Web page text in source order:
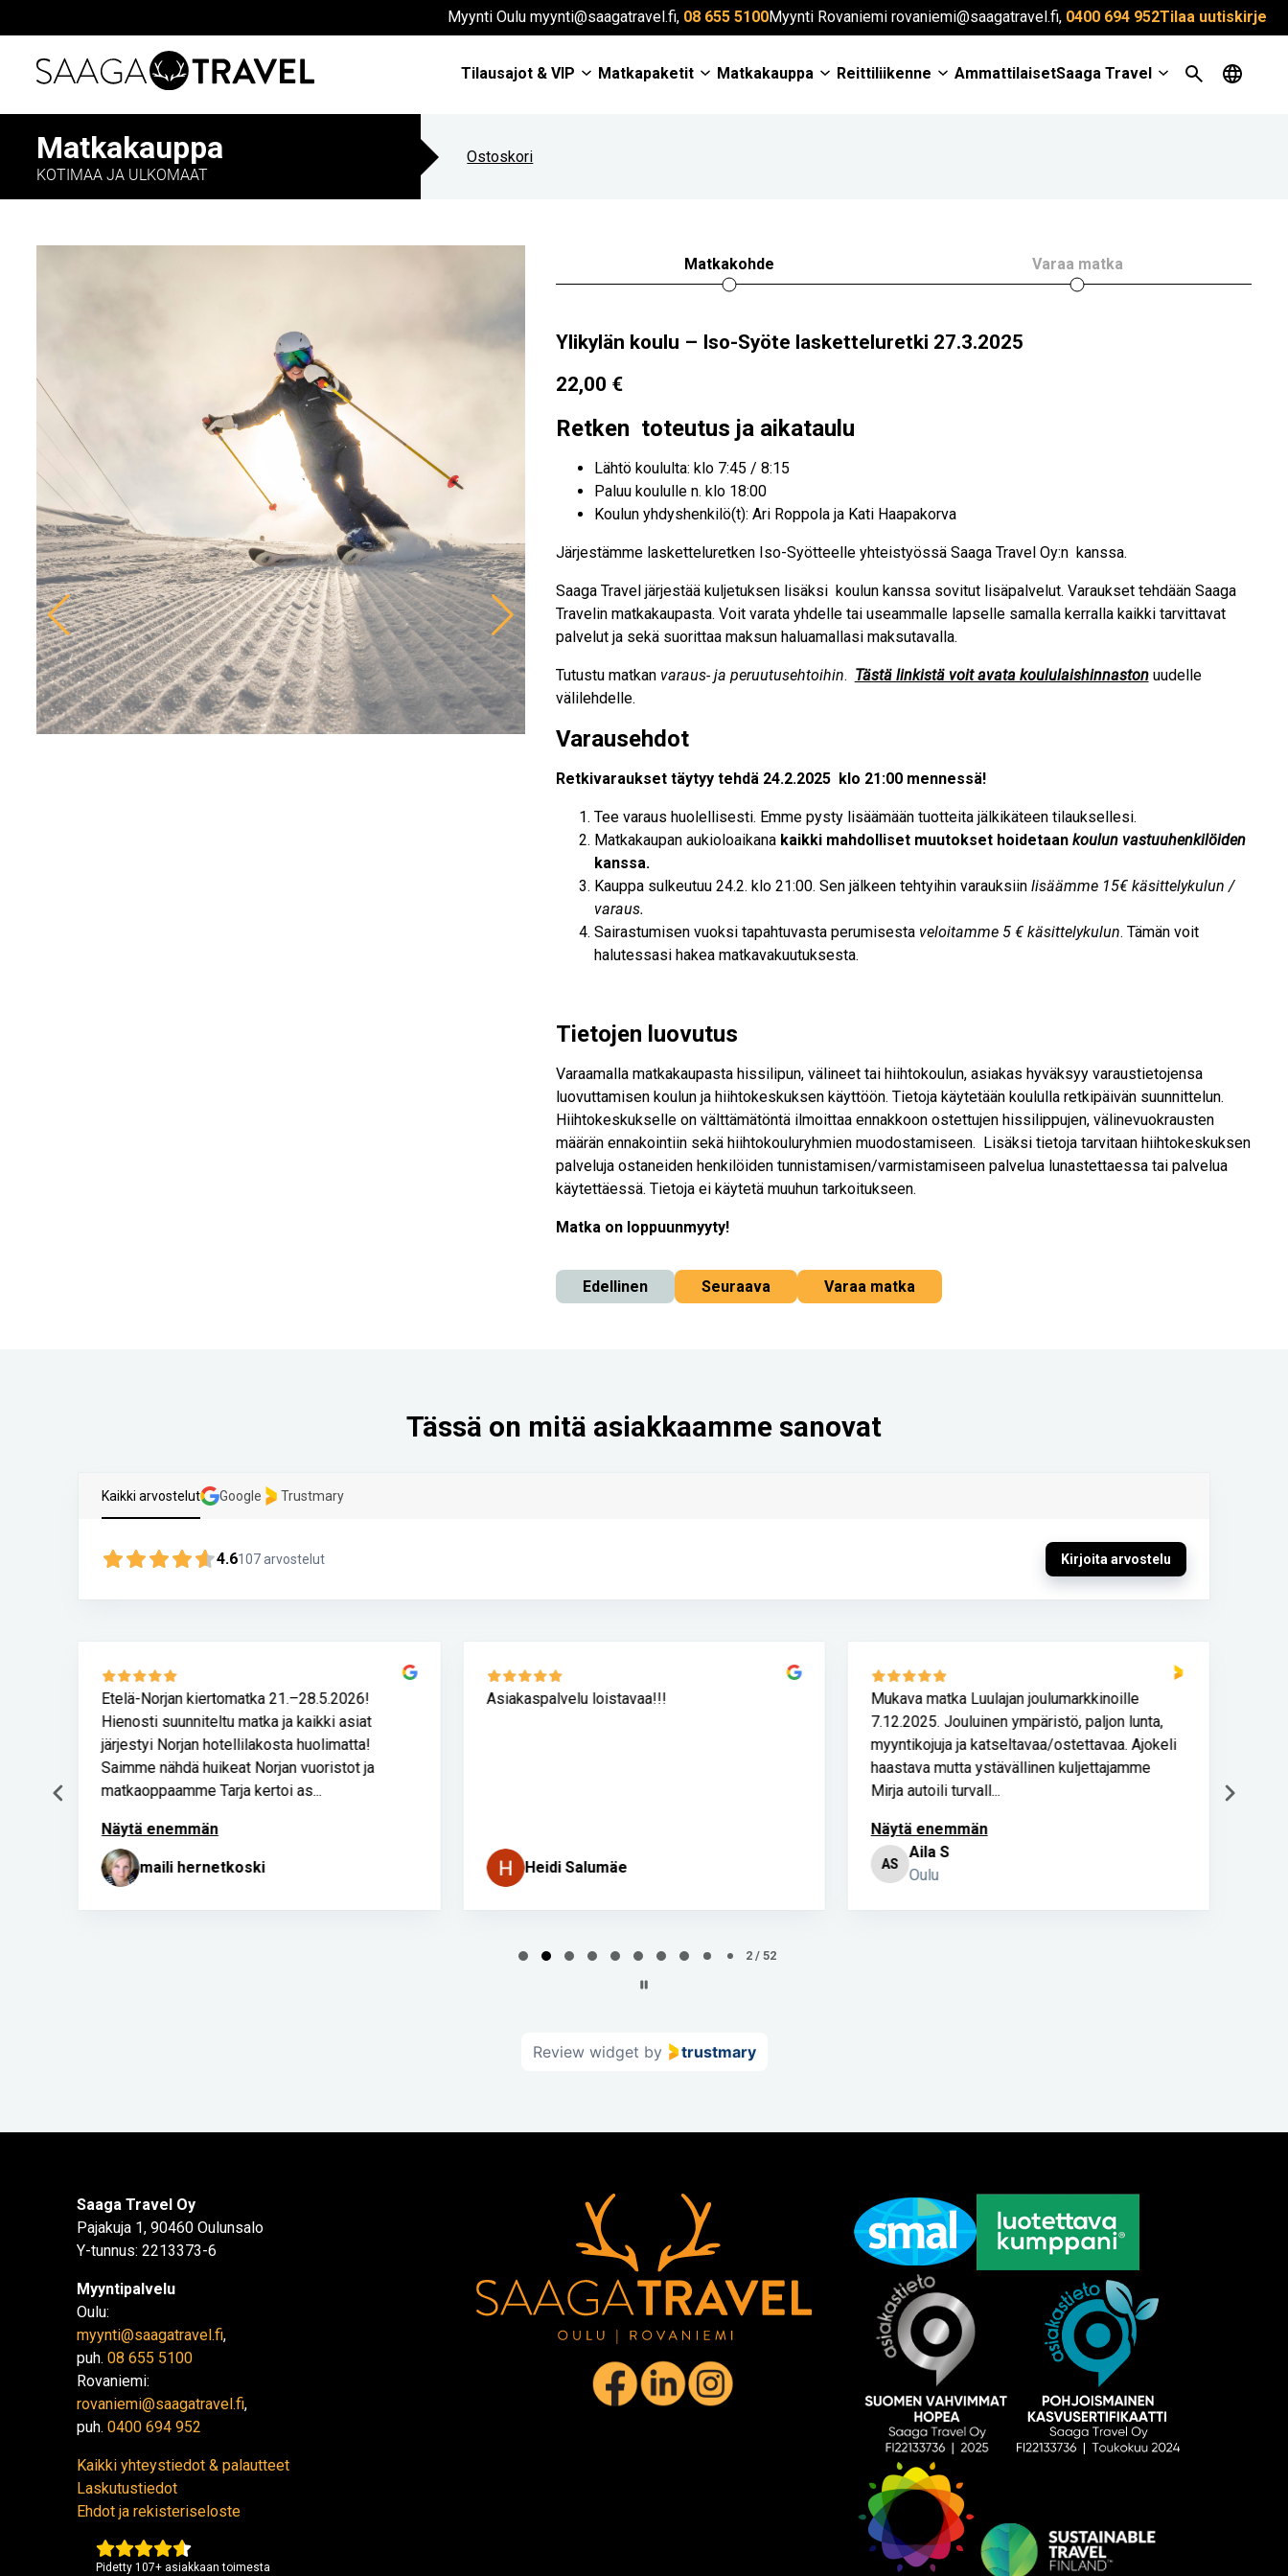
suoraan
sisältöön
Myynti Oulu myynti@saagatravel.fi, 08 655 5100Myynti Rovaniemi rovaniemi@saagatravel.fi, 0400 694 952Tilaa uutiskirje
Tilausajot & VIP Matkapaketit Matkakauppa Reittiliikenne AmmattilaisetSaaga Travel
Matkakauppa
KOTIMAA JA ULKOMAAT
Ostoskori
Matkakohde Varaa matka
Ylikylän koulu – Iso-Syöte lasketteluretki 27.3.2025
22,00 €
Retken toteutus ja aikataulu
Lähtö koululta: klo 7:45 / 8:15
Paluu koululle n. klo 18:00
Koulun yhdyshenkilö(t): Ari Roppola ja Kati Haapakorva
Järjestämme lasketteluretken Iso-Syötteelle yhteistyössä Saaga Travel Oy:n kanssa.
Saaga Travel järjestää kuljetuksen lisäksi koulun kanssa sovitut lisäpalvelut. Varaukset tehdään Saaga
Travelin matkakaupasta. Voit varata yhdelle tai useammalle lapselle samalla kerralla kaikki tarvittavat
palvelut ja sekä suorittaa maksun haluamallasi maksutavalla.
Tutustu matkanvaraus- ja peruutusehtoihin. Tästä linkistä voit avata koululaishinnastonuudelle
välilehdelle.
Varausehdot
Retkivaraukset täytyy tehdä 24.2.2025 klo 21:00 mennessä!
Tee varaus huolellisesti. Emme pysty lisäämään tuotteita jälkikäteen tilauksellesi.
Matkakaupan aukioloaikanakaikki mahdolliset muutokset hoidetaan koulun vastuuhenkilöiden
kanssa.
Kauppa sulkeutuu 24.2. klo 21:00. Sen jälkeen tehtyihin varauksiin lisäämme 15€ käsittelykulun /
varaus.
Sairastumisen vuoksi tapahtuvasta perumisesta veloitamme 5 € käsittelykulun. Tämän voit
halutessasi hakea matkavakuutuksesta.
Tietojen luovutus
Varaamalla matkakaupasta hissilipun, välineet tai hiihtokoulun, asiakas hyväksyy varaustietojensa
luovuttamisen koulun ja hiihtokeskuksen käyttöön. Tietoja käytetään koululla retkipäivän suunnittelun.
Hiihtokeskukselle on välttämätöntä ilmoittaa ennakkoon ostettujen hissilippujen, välinevuokrausten
määrän ennakointiin sekä hiihtokouluryhmien muodostamiseen. Lisäksi tietoja tarvitaan hiihtokeskuksen
palveluja ostaneiden henkilöiden tunnistamisen/varmistamiseen palvelua lunastettaessa tai palvelua
käytettäessä. Tietoja ei käytetä muuhun tarkoitukseen.
Matka on loppuunmyyty!
Edellinen Seuraava Varaa matka
Tässä on mitä asiakkaamme sanovat
Kaikki arvostelut Google Trustmary
4.6107arvostelut Kirjoita arvostelu
Etelä-Norjan kiertomatka 21.–28.5.2026!
Hienosti suunniteltu matka ja kaikki asiat
järjestyi Norjan hotellilakosta huolimatta!
Saimme nähdä huikeat Norjan vuoristot ja
matkaoppaamme Tarja kertoi as...
Näytä enemmän
maili hernetkoski
Asiakaspalvelu loistavaa!!!
Heidi Salumäe
Mukava matka Luulajan joulumarkkinoille
7.12.2025. Jouluinen ympäristö, paljon lunta,
myyntikojuja ja katseltavaa/ostettavaa. Ajokeli
haastava mutta ystävällinen kuljettajamme
Mirja autoili turvall...
Näytä enemmän
AS
Aila S
Oulu
2 / 52
Review widget by trustmary
Saaga Travel Oy
Pajakuja 1, 90460 Oulunsalo
Y-tunnus: 2213373-6
Myyntipalvelu
Oulu:
myynti@saagatravel.fi,
puh. 08 655 5100
Rovaniemi:
rovaniemi@saagatravel.fi,
puh. 0400 694 952
Kaikki yhteystiedot & palautteet
Laskutustiedot
Ehdot ja rekisteriseloste
Pidetty 107+ asiakkaan toimesta